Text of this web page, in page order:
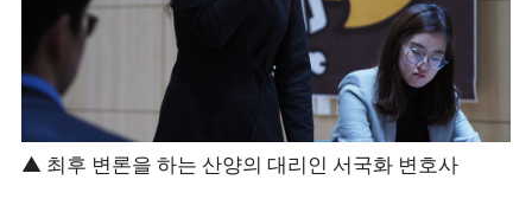
▲ 최후 변론을 하는 산양의 대리인 서국화 변호사